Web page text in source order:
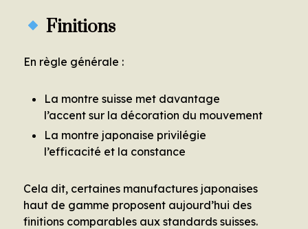
Finitions
En règle générale :
La montre suisse met davantage
l’accent sur la décoration du mouvement
La montre japonaise privilégie
l’efficacité et la constance
Cela dit, certaines manufactures japonaises
haut de gamme proposent aujourd’hui des
finitions comparables aux standards suisses.